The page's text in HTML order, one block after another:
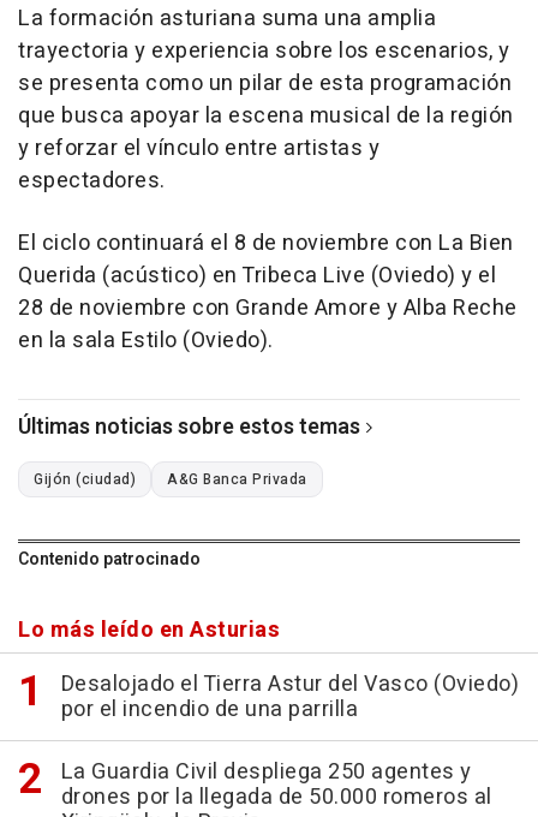
La formación asturiana suma una amplia
trayectoria y experiencia sobre los escenarios, y
se presenta como un pilar de esta programación
que busca apoyar la escena musical de la región
y reforzar el vínculo entre artistas y
espectadores.
El ciclo continuará el 8 de noviembre con La Bien
Querida (acústico) en Tribeca Live (Oviedo) y el
28 de noviembre con Grande Amore y Alba Reche
en la sala Estilo (Oviedo).
Últimas noticias sobre estos temas
Gijón (ciudad) A&G Banca Privada
Contenido patrocinado
Lo más leído en Asturias
Desalojado el Tierra Astur del Vasco (Oviedo)
por el incendio de una parrilla
La Guardia Civil despliega 250 agentes y
drones por la llegada de 50.000 romeros al